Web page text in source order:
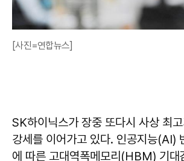
[사진=연합뉴스]
SK하이닉스가 장중 또다시 사상 최
강세를 이어가고 있다. 인공지능(AI)
에 따른 고대역폭메모리(HBM) 기대